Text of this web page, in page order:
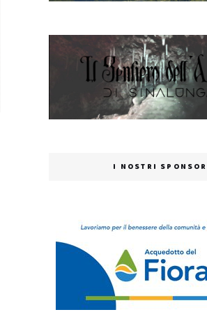
I NOSTRI SPONSOR